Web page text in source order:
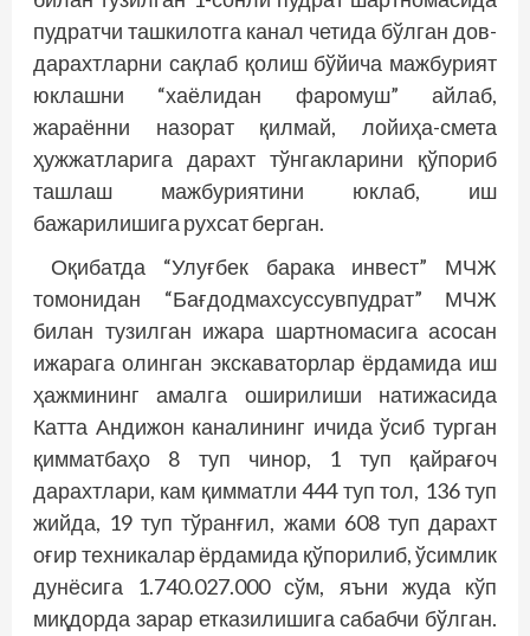
пуд­ратчи ташкилотга канал четида бўлган дов-
дарахтларни сақлаб қолиш бўйича мажбурият
юклашни “хаёлидан фаромуш” айлаб,
жараённи назорат қилмай, ло­йиҳа-смета
ҳужжатларига дарахт тўнгакларини қўпориб
ташлаш мажбуриятини юклаб, иш
бажарилишига рухсат берган.
Оқибатда “Улуғбек барака инвест” МЧЖ
томонидан “Бағдодмахсуссувпуд­рат” МЧЖ
билан тузилган ижара шартномасига асосан
ижарага олинган экскаваторлар ёрдамида иш
ҳажмининг амалга оширилиши натижасида
Катта Андижон каналининг ичида ўсиб турган
қимматбаҳо 8 туп чинор, 1 туп қайрағоч
дарахтлари, кам қимматли 444 туп тол, 136 туп
жийда, 19 туп тўранғил, жами 608 туп дарахт
оғир техникалар ёрдамида қўпорилиб, ўсимлик
дунёсига 1.740.027.000 сўм, яъни жуда кўп
миқдорда зарар етказилишига сабабчи бўлган.